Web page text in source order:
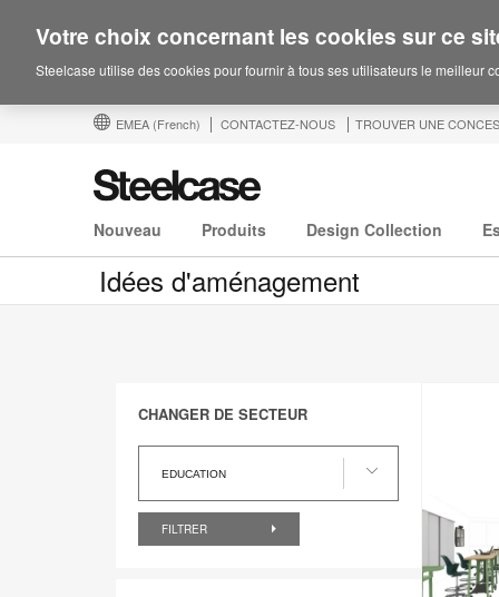
EMEA (French) CONTACTEZ-NOUS TROUVER UNE
Nouveau Produits Design Collection
Idées d'aménagement
CHANGER DE SECTEUR
EDUCATION
FILTRER
Votre choix concernant les cookies sur ce
Steelcase utilise des cookies pour fournir à tous ses utilisateurs le meilleur